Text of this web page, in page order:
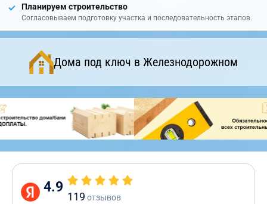
Планируем строительство
Согласовываем подготовку участка и последовательность этапов.
Дома под ключ в Железнодорожном
4.9
119 отзывов